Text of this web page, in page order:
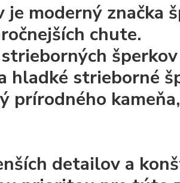
je moderný značka
chute.
hladké strieborné
prírodného
detailov a